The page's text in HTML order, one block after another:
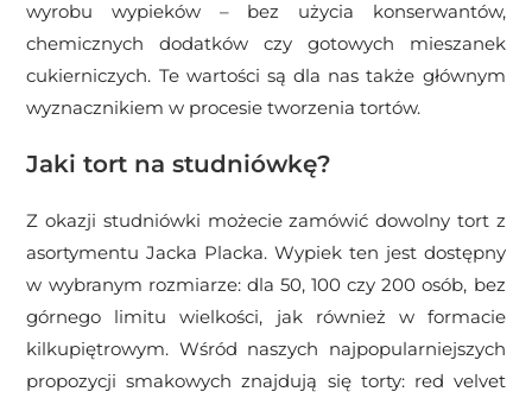
wyrobu wypieków – bez użycia konserwantów,
chemicznych dodatków czy gotowych mieszanek
cukierniczych. Te wartości są dla nas także głównym
wyznacznikiem w procesie tworzenia tortów.
Jaki tort na studniówkę?
Z okazji studniówki możecie zamówić dowolny tort z
asortymentu Jacka Placka. Wypiek ten jest dostępny
w wybranym rozmiarze: dla 50, 100 czy 200 osób, bez
górnego limitu wielkości, jak również w formacie
kilkupiętrowym. Wśród naszych najpopularniejszych
propozycji smakowych znajdują się torty: red velvet